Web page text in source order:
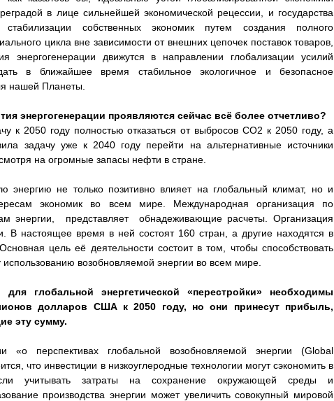
в лице сильнейшей экономической рецессии, и государства
собственных экономик путем создания полного
цикла вне зависимости от внешних цепочек поставок товаров,
энергогенерации движутся в направлении глобализации усилий
в ближайшее время стабильное экологичное и безопасное
нашей Планеты.
энергогенерации проявляются сейчас всё более отчетливо?
к 2050 году полностью отказаться от выбросов СО2 к 2050 году, а
задачу уже к 2040 году перейти на альтернативные источники
на огромные запасы нефти в стране.
энергию не только позитивно влияет на глобальный климат, но и
экономик во всем мире. Международная организация по
энергии,  представляет  обнадеживающие расчеты. Организация
В настоящее время в ней состоят 160 стран, а другие находятся в
цель её деятельности состоит в том, чтобы способствовать
возобновляемой энергии во всем мире.
глобальной энергетической «перестройки» необходимы
долларов США к 2050 году, но они принесут прибыль,
эту сумму.
«о перспективах глобальной возобновляемой энергии (Global
что инвестиции в низкоуглеродные технологии могут сэкономить в
учитывать затраты на сохранение окружающей среды и
производства энергии может увеличить совокупный мировой